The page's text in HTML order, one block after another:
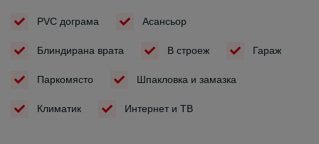
PVC дограма Асансьор
Блиндирана врата В строеж Гараж
Паркомясто Шпакловка и замазка
Климатик Интернет и ТВ